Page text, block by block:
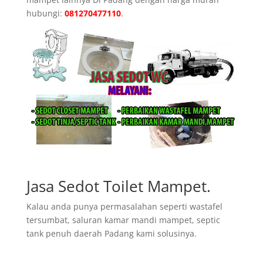
hubungi: 081270477110.
Jasa Sedot Toilet Mampet.
Kalau anda punya permasalahan seperti wastafel
tersumbat, saluran kamar mandi mampet, septic
tank penuh daerah Padang kami solusinya.